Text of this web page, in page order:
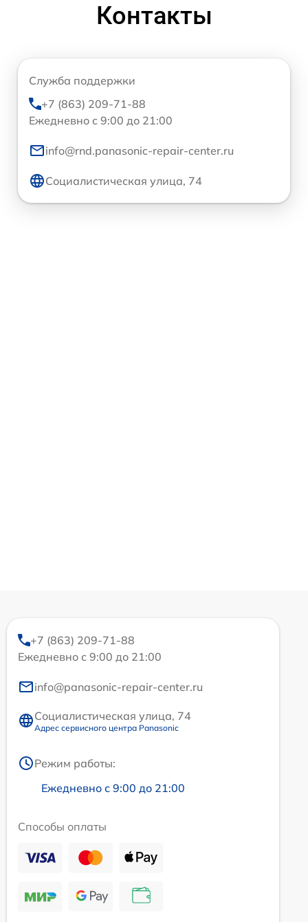
Контакты
Служба поддержки
+7 (863) 209-71-88
Ежедневно с 9:00 до 21:00
info@rnd.panasonic-repair-center.ru
Социалистическая улица, 74
+7 (863) 209-71-88
Ежедневно с 9:00 до 21:00
info@panasonic-repair-center.ru
Социалистическая улица, 74
Адрес сервисного центра Panasonic
Режим работы:
Ежедневно с 9:00 до 21:00
Способы оплаты